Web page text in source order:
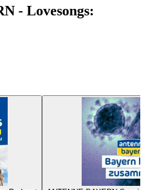
- Lovesongs: